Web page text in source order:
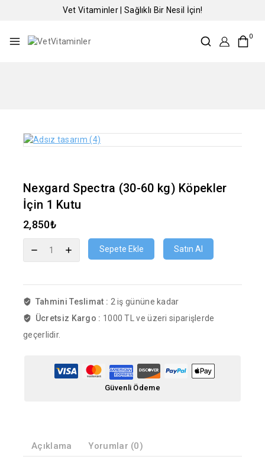
Vet Vitaminler | Sağlıklı Bir Nesil İçin!
0
Nexgard Spectra (30-60 kg) Köpekler
İçin 1 Kutu
2,850₺
Sepete Ekle Satın Al
Tahmini Teslimat : 2 iş gününe kadar
Ücretsiz Kargo : 1000 TL ve üzeri siparişlerde
geçerlidir.
Güvenli Ödeme
Açıklama Yorumlar (0)